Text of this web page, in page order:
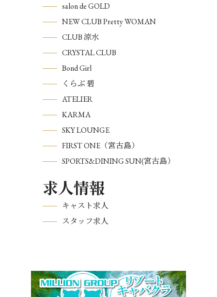
salon de GOLD
NEW CLUB Pretty WOMAN
CLUB 涼水
CRYSTAL CLUB
Bond Girl
くらぶ 碧
ATELIER
KARMA
SKY LOUNGE
FIRST ONE（宮古島）
SPORTS&DINING SUN(宮古島）
求人情報
キャスト求人
スタッフ求人